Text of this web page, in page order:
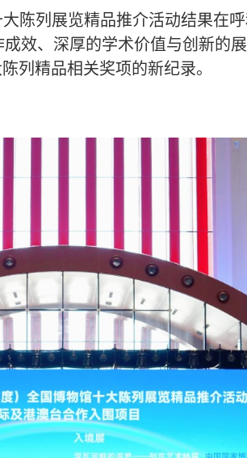
陈列展览精品推介活动结果在
效、深厚的学术价值与创新的
列精品相关奖项的新纪录。